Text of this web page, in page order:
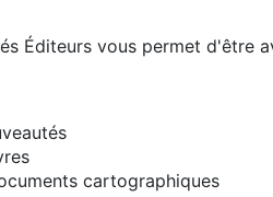
Éditeurs vous permet d'être
cartographiques